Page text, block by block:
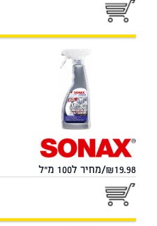
19.98/מחיר ל100 מ"ל